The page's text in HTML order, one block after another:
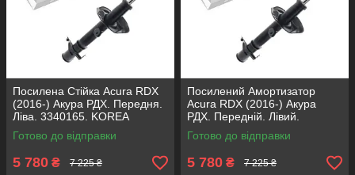
Посилена Стійка Acura RDX
(2016-) Акура РДХ. Передня.
Ліва. 3340165. KOREA
Аксусс!
Готово до відправки
5 780 ₴ 7 225 ₴
Посилений Амортизатор
Acura RDX (2016-) Акура
РДХ. Передній. Лівий.
3340165. KOREA Аксусс!
Готово до відправки
5 780 ₴ 7 225 ₴